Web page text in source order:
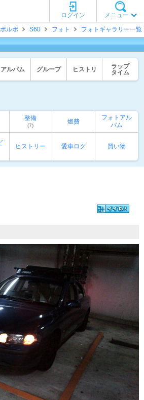
メニュー
ログイン
ボルボ S60 フォト フォトギャラリー一覧
アルバム グループ ヒストリ
ラップ
タイム
整備
(7)
燃費
フォトアル
バム
ヒストリー 愛車ログ 買い物